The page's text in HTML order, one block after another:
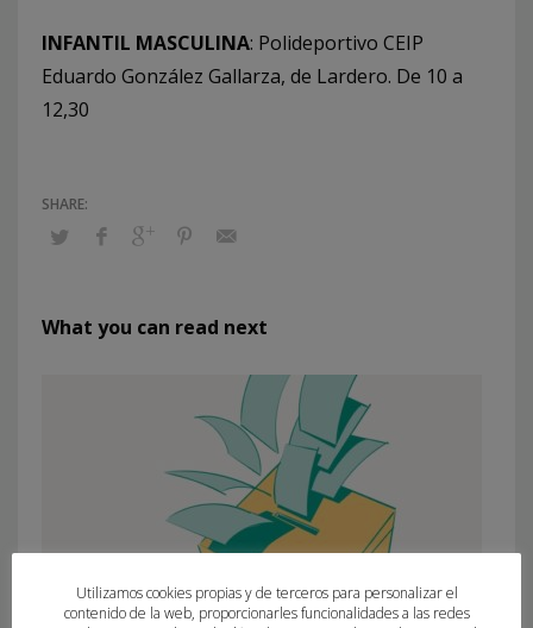
INFANTIL MASCULINA: Polideportivo CEIP
Eduardo González Gallarza, de Lardero. De 10 a
12,30
What you can read next
Utilizamos cookies propias y de terceros para personalizar el
contenido de la web, proporcionarles funcionalidades a las redes